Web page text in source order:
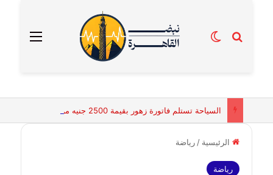
القائمة بحث عنالوضع المظلم
الرئيسية / رياضة
رياضة